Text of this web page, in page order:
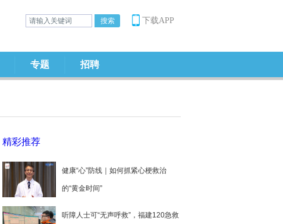
下载APP
专题 招聘
精彩推荐
健康“心”防线｜如何抓紧心梗救治
的“黄金时间”
听障人士可“无声呼救”，福建120急救